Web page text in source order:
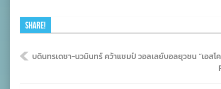
Share!
บดินทรเดชา-นวมินทร์ คว้าแชมป์ วอลเลย์บอลยุวชน “เอสโ